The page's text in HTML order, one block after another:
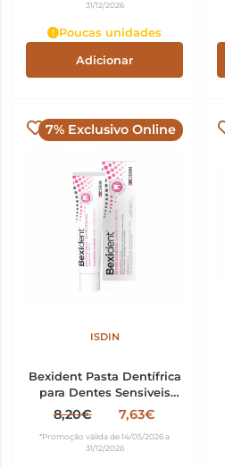
31/12/2026
Poucas unidades
Adicionar
7% Exclusivo Online
ISDIN
Bexident Pasta Dentífrica
para Dentes Sensiveis
75ml
8,20€ 7,63€
*Promoção válida de 14/05/2026 a
31/12/2026